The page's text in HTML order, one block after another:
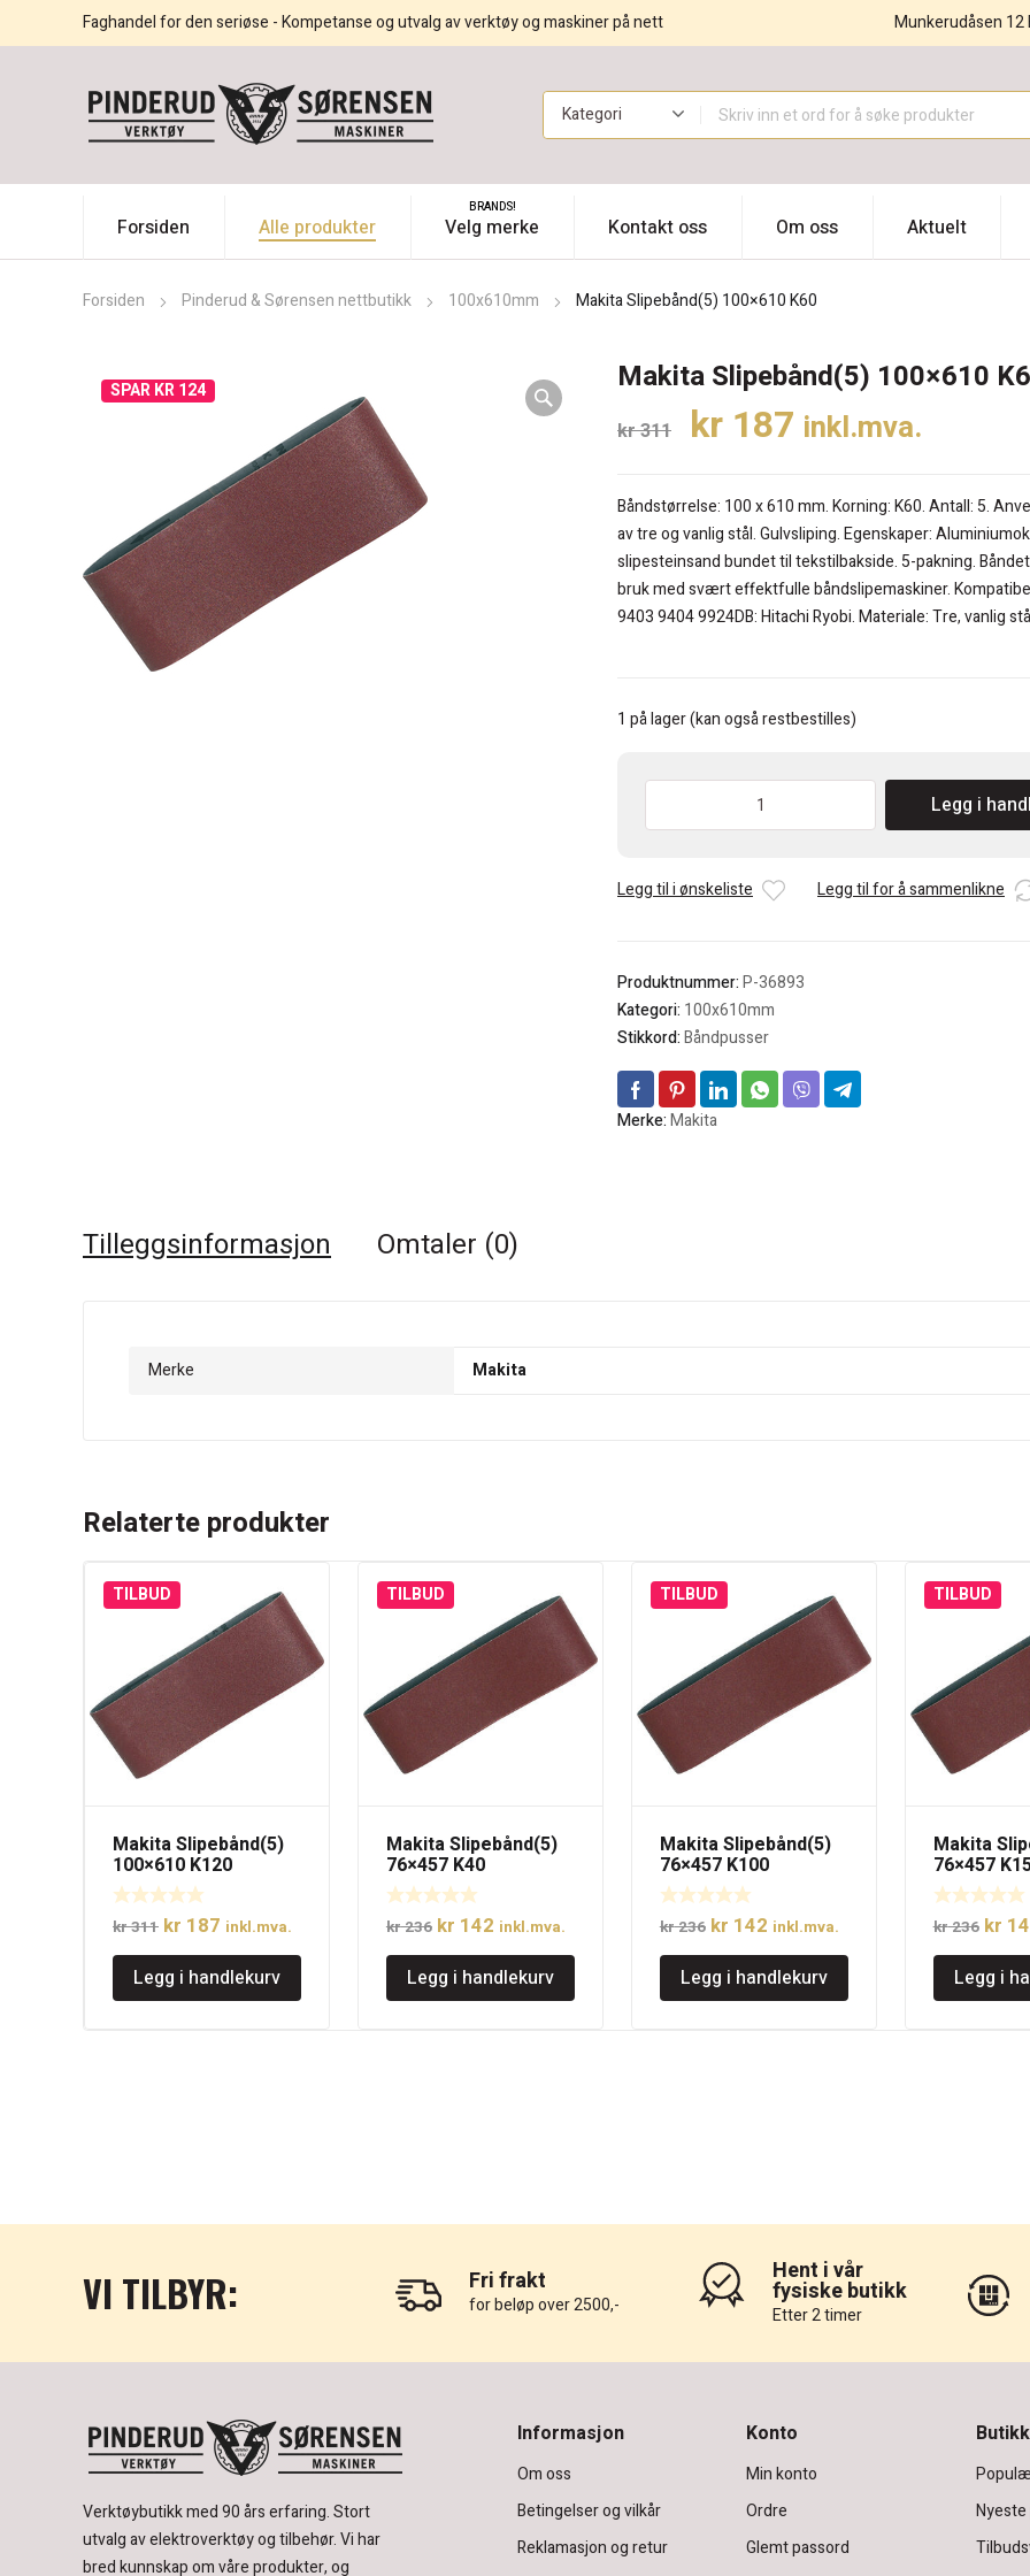
Faghandel for den seriøse - Kompetanse og utvalg av verktøy og maskiner på nett Munkerudåsen 12
Forsiden Alle produkter Velg merke
BRANDS!
Kontakt oss Om oss Aktuelt
Forsiden Pinderud & Sørensen nettbutikk 100x610mm Makita Slipebånd(5) 100×610 K60
SPAR KR 124 Makita Slipebånd(5) 100×610
kr311 Opprinnelig
var:
kr 311.
kr 187 Nåværende
er:
kr 187.
inkl.mva.
Båndstørrelse: 100 x 610 mm. Korning: K60. Antall: 5.
av tre og vanlig stål. Gulvsliping. Egenskaper:
slipesteinsand bundet til tekstilbakside. 5-pakning.
bruk med svært effektfulle båndslipemaskiner.
9403 9404 9924DB: Hitachi Ryobi. Materiale: Tre, vanlig
1 på lager (kan også restbestilles)
antall
Legg i
Legg til i ønskeliste Legg til for å sammenlikne
Produktnummer:P-36893
Kategori: 100x610mm
Stikkord:Båndpusser
Merke:Makita
Tilleggsinformasjon Omtaler (0)
Merke Makita
Relaterte produkter
TILBUD
Makita Slipebånd(5)
100×610 K120
kr311 Opprinnelig
pris
var:
kr 311.
kr 187 Nåværende
pris
er:
kr 187.
inkl.mva.
Legg i handlekurv
TILBUD
Makita Slipebånd(5)
76×457 K40
kr236 Opprinnelig
pris
var:
kr 236.
kr 142Nåværende
pris
er:
kr 142.
inkl.mva.
Legg i handlekurv
TILBUD
Makita Slipebånd(5)
76×457 K100
kr236 Opprinnelig
pris
var:
kr 236.
kr 142Nåværende
pris
er:
kr 142.
inkl.mva.
Legg i handlekurv
TILBUD
Makita
76×457
kr236
pris
var:
kr
kr
Legg i
VI TILBYR: Fri frakt
for beløp over 2500,-
Hent i vår
fysiske butikk
Etter 2 timer
Verktøybutikk med 90 års erfaring.Stort
utvalg av elektroverktøy og tilbehør.Vi har
bred kunnskap om våre produkter, og
Informasjon
Om oss
Betingelser og vilkår
Reklamasjon og retur
Konto
Min konto
Ordre
Glemt passord
Butikk